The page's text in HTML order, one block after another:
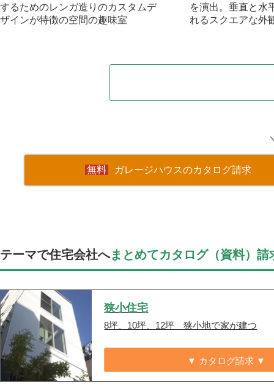
するためのレンガ造りのカスタムデ
ザインが特徴の空間の趣味室
を演出。垂直と水
れるスクエアな外
ガレージハウスのカタログ請求
テーマで住宅会社へまとめてカタログ（資料）請
狭小住宅
8坪、10坪、12坪 狭小地で家が建つ
▼ カタログ請求 ▼